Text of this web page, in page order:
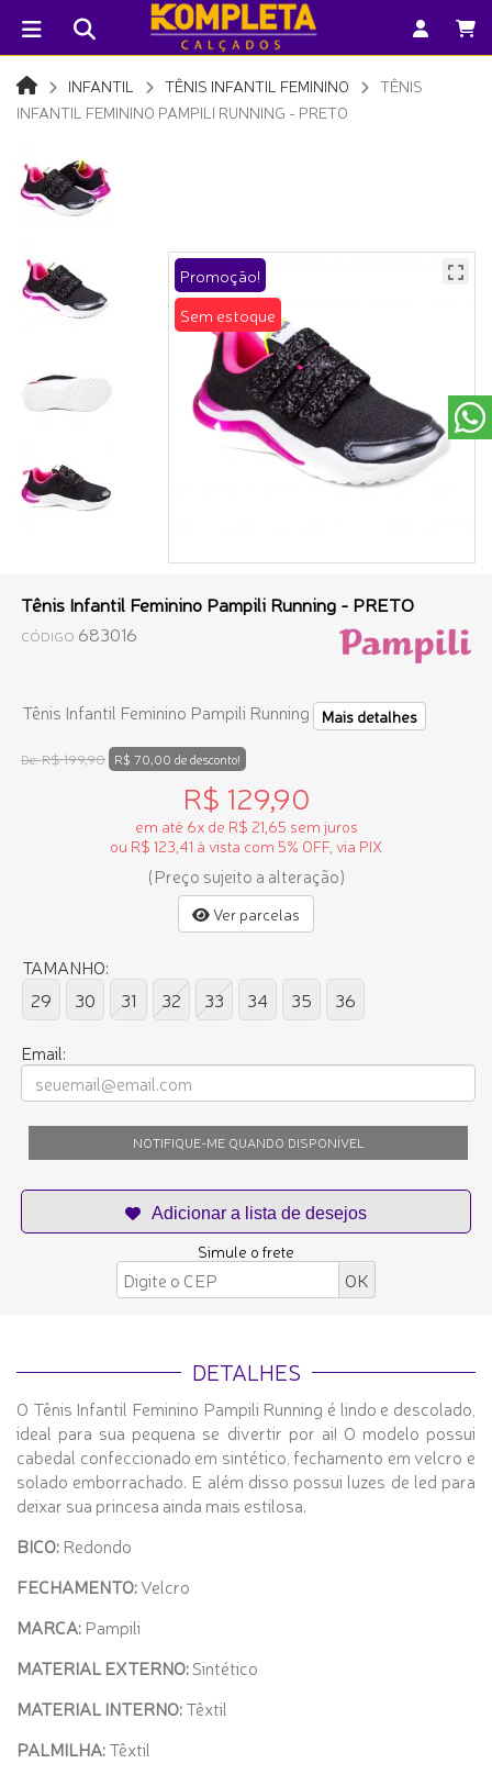
INFANTIL TÊNIS INFANTIL FEMININO
TÊNIS
INFANTIL FEMININO PAMPILI RUNNING - PRETO
Promoção!
Sem estoque
Tênis Infantil Feminino Pampili Running - PRETO
CÓDIGO 683016
Tênis Infantil Feminino Pampili Running Mais detalhes
De:R$ 199,90 R$ 70,00 de desconto!
R$ 129,90
em até 6x de R$ 21,65 sem juros
ou R$ 123,41 à vista com 5% OFF, via PIX
(Preço sujeito a alteração)
Ver parcelas
TAMANHO:
29
30 31 32 33 34 35 36
Email:
NOTIFIQUE-ME QUANDO DISPONÍVEL
Simule o frete
DETALHES
O Tênis Infantil Feminino Pampili Running é lindo e descolado,
ideal para sua pequena se divertir por ai! O modelo possui
cabedal confeccionado em sintético, fechamento em velcro e
solado emborrachado. E além disso possui luzes de led para
deixar sua princesa ainda mais estilosa.
BICO: Redondo
FECHAMENTO:Velcro
MARCA: Pampili
MATERIAL EXTERNO:Sintético
MATERIAL INTERNO:Têxtil
PALMILHA:Têxtil